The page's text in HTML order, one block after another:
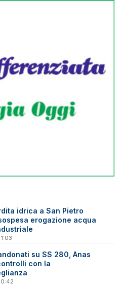
idrica a San Pietro
erogazione acqua
su SS 280, Anas
con la